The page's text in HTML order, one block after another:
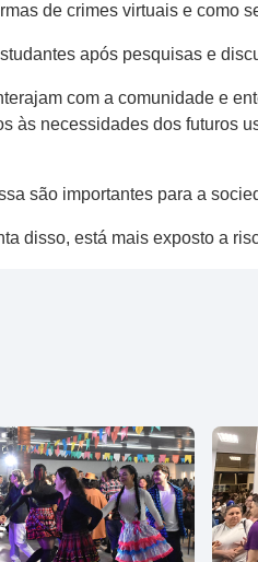
de crimes virtuais e como
após pesquisas e
com a comunidade e
às necessidades dos
são importantes para a
disso, está mais exposto a